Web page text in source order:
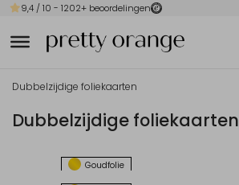
9,4 / 10 - 1202+ beoordelingen
Dubbelzijdige foliekaarten
Dubbelzijdige foliekaarten
Goudfolie